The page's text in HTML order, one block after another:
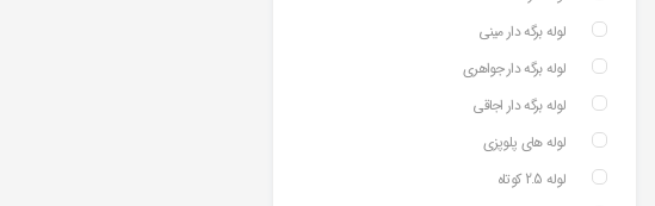
لوله برگه دار مینی
لوله برگه دار جواهری
لوله برگه دار اجاقی
لوله های پلوپزی
لوله 2.5 کوتاه